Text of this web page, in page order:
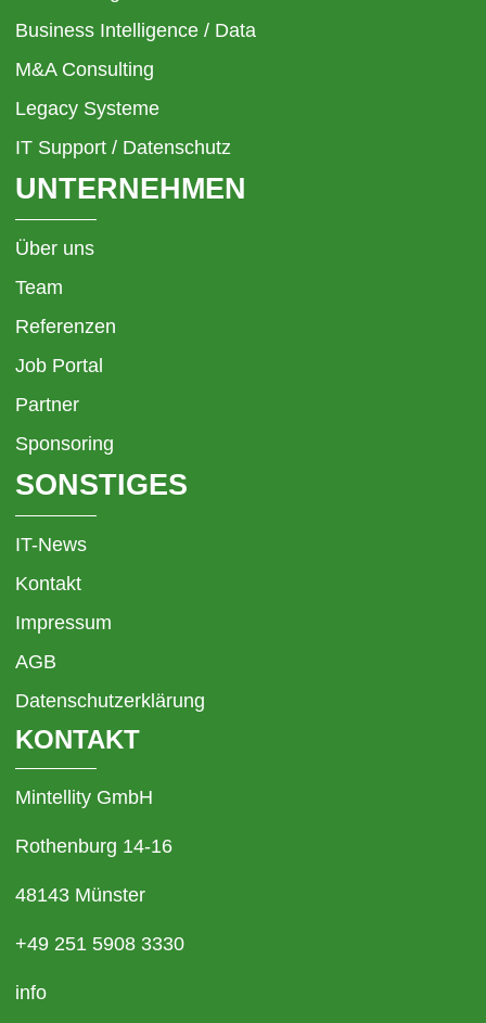
Business Intelligence / Data
M&A Consulting
Legacy Systeme
IT Support / Datenschutz
UNTERNEHMEN
Über uns
Team
Referenzen
Job Portal
Partner
Sponsoring
SONSTIGES
IT-News
Kontakt
Impressum
AGB
Datenschutzerklärung
KONTAKT
Mintellity GmbH
Rothenburg 14-16
48143 Münster
+49 251 5908 3330
info